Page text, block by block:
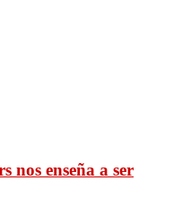
nos enseña a ser